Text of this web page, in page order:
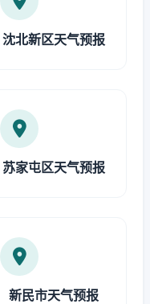
沈北新区天气预报
苏家屯区天气预报
新民市天气预报